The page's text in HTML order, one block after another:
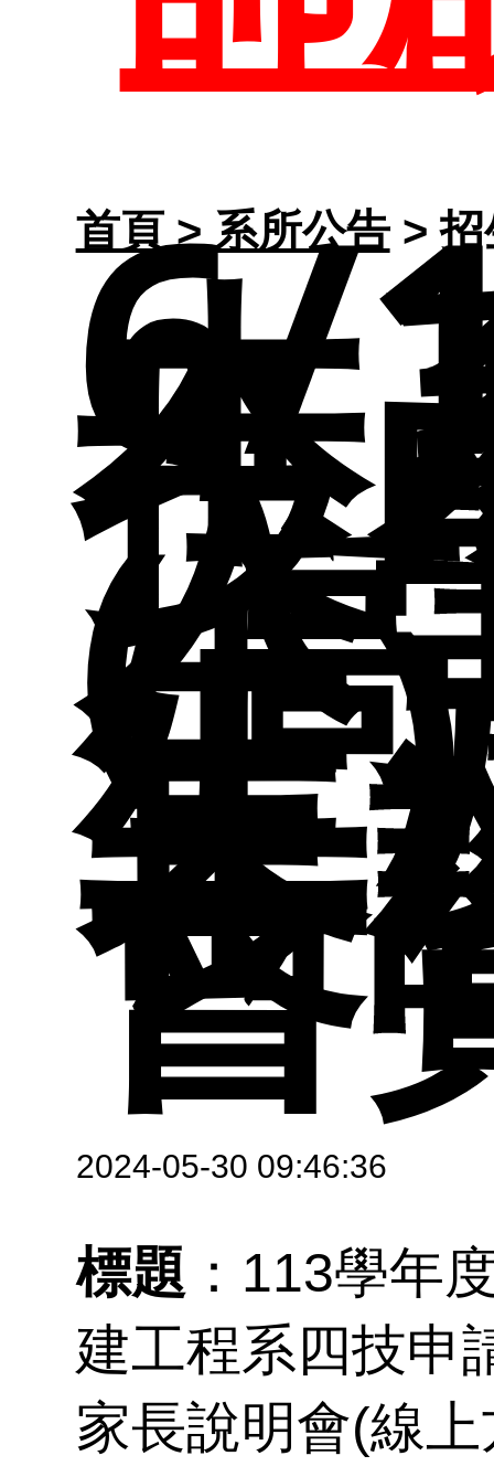
師
介
表
表
首頁> 系所公告> 招
6/
本
技
入
(
生
生
長
會
2024-05-30 09:46:36
標題 ：113學年
建工程系四技申
家長說明會(線